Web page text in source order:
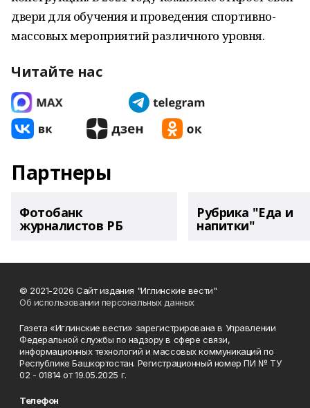
двери для обучения и проведения спортивно-
массовых мероприятий различного уровня.
Читайте нас
Партнеры
Фотобанк
журналистов РБ
Рубрика "Еда и
напитки"
© 2021-2026 Сайт издания "Иглинские вести"
Об использовании персональных данных
Газета «Иглинские вести» зарегистрирована в Управлении
Федеральной службы по надзору в сфере связи,
информационных технологий и массовых коммуникаций по
Республике Башкортостан. Регистрационный номер ПИ № ТУ
02 - 01814 от 19.05.2025 г.
Телефон